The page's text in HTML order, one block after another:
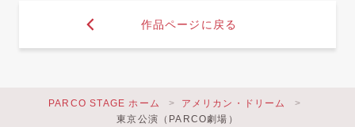
作品ページに戻る
PARCO STAGE ホーム
アメリカン・ドリーム
東京公演（PARCO劇場）